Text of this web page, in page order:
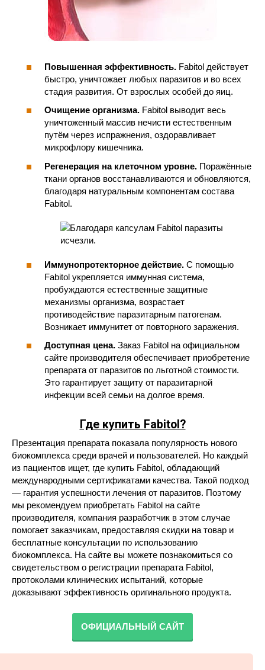
Повышенная эффективность. Fabitol действует
быстро, уничтожает любых паразитов и во всех
стадия развития. От взрослых особей до яиц.
Очищение организма. Fabitol выводит весь
уничтоженный массив нечисти естественным
путём через испражнения, оздоравливает
микрофлору кишечника.
Регенерация на клеточном уровне. Поражённые
ткани органов восстанавливаются и обновляются,
благодаря натуральным компонентам состава
Fabitol.
Иммунопротекторное действие. С помощью
Fabitol укрепляется иммунная система,
пробуждаются естественные защитные
механизмы организма, возрастает
противодействие паразитарным патогенам.
Возникает иммунитет от повторного заражения.
Доступная цена. Заказ Fabitol на официальном
сайте производителя обеспечивает приобретение
препарата от паразитов по льготной стоимости.
Это гарантирует защиту от паразитарной
инфекции всей семьи на долгое время.
Где купить Fabitol?
Презентация препарата показала популярность нового
биокомплекса среди врачей и пользователей. Но каждый
из пациентов ищет, где купить Fabitol, обладающий
международными сертификатами качества. Такой подход
— гарантия успешности лечения от паразитов. Поэтому
мы рекомендуем приобретать Fabitol на сайте
производителя, компания разработчик в этом случае
помогает заказчикам, предоставляя скидки на товар и
бесплатные консультации по использованию
биокомплекса. На сайте вы можете познакомиться со
свидетельством о регистрации препарата Fabitol,
протоколами клинических испытаний, которые
доказывают эффективность оригинального продукта.
ОФИЦИАЛЬНЫЙ САЙТ